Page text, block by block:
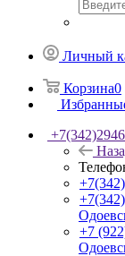
Личный
Корзина0
+7